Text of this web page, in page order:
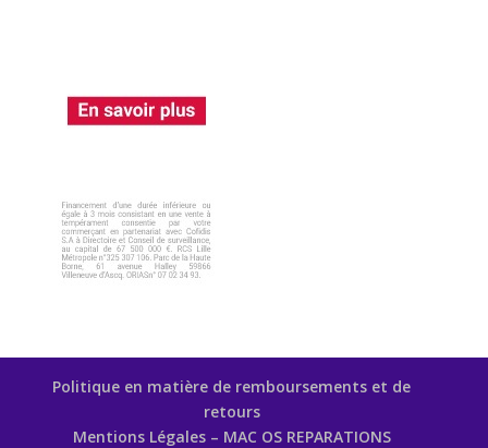
Politique en matière de remboursements et de
retours
Mentions Légales – MAC OS REPARATIONS